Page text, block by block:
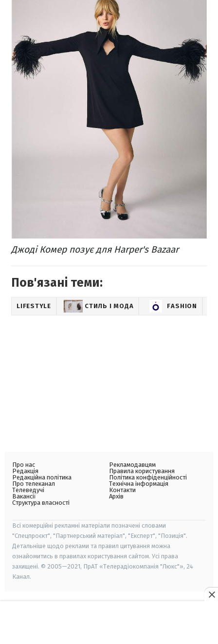
Джоді Комер позує для Harper's Bazaar
Пов'язані теми:
LIFESTYLE СТИЛЬ І МОДА FASHION
Про нас
Редакція
Редакційна політика
Про телеканал
Телеведучі
Вакансії
Структура власності
Рекламодавцям
Правила користування
Політика конфіденційності
Технічна інформація
Контакти
Архів
Всі комерційні рекламні матеріали позначені словами
"Спецпроєкт", "Партнерський матеріал", "Експерт", "Позиція".
Детальніше щодо реклами та правил цитування можна
ознайомитись в правилах користування сайтом. Усі права
захищені. © 2005—2021, ПрАТ «Телерадіокомпанія "Люкс"», 24
Канал.